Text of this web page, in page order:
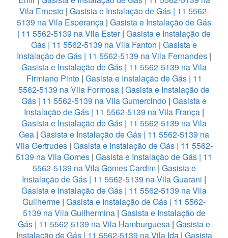
Vila Ernesto| Gasista e Instalação de Gás | 11 5562-
5139 na Vila Esperança | Gasista e Instalação de Gás
| 11 5562-5139 na Vila Ester| Gasista e Instalação de
Gás | 11 5562-5139 na Vila Fanton | Gasista e
Instalação de Gás | 11 5562-5139 na Vila Fernandes |
Gasista e Instalação de Gás | 11 5562-5139 na Vila
Firmiano Pinto| Gasista e Instalação de Gás | 11
5562-5139 na Vila Formosa | Gasista e Instalação de
Gás | 11 5562-5139 na Vila Gumercindo | Gasista e
Instalação de Gás | 11 5562-5139 na Vila França |
Gasista e Instalação de Gás | 11 5562-5139 na Vila
Gea | Gasista e Instalação de Gás | 11 5562-5139 na
Vila Gertrudes | Gasista e Instalação de Gás | 11 5562-
5139 na Vila Gomes | Gasista e Instalação de Gás | 11
5562-5139 na Vila Gomes Cardim| Gasista e
Instalação de Gás | 11 5562-5139 na Vila Guarani |
Gasista e Instalação de Gás | 11 5562-5139 na Vila
Guilherme | Gasista e Instalação de Gás | 11 5562-
5139 na Vila Guilhermina| Gasista e Instalação de
Gás | 11 5562-5139 na Vila Hamburguesa | Gasista e
Instalação de Gás | 11 5562-5139 na Vila Ida| Gasista